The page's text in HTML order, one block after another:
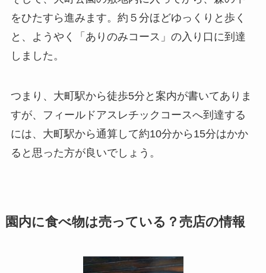
をひたすら進みます。約５分ほどゆっくりと歩く
と、ようやく「ありのみコース」の入り口に到達
しました。
つまり、大町駅から徒歩5分と案内が書いてありま
すが、フィールドアスレチックコースへ到達する
には、大町駅から通算して約10分から15分はかか
ると思った方が良いでしょう。
園内に食べ物は売っている？売店の情報